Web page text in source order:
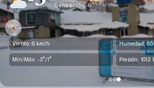
Sensación -6°
Viento: 21 km/h Humedad:
Mín/Máx: -1°/3° Presión: 1012
‹